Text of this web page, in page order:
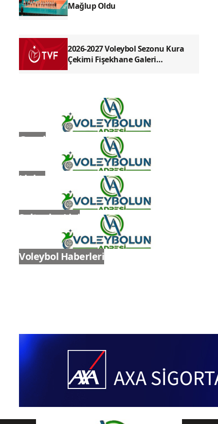
Mağlup Oldu
2026-2027 Voleybol Sezonu Kura
Çekimi Fişekhane Galeri
Genel
Ligler
Sultanlar Ligi
Voleybol Haberleri